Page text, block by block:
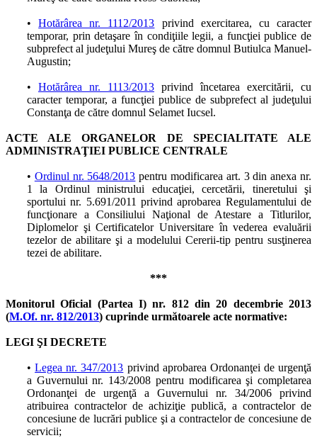
•Hotărârea nr. 1112/2013 privind exercitarea, cu caracter
temporar, prin detaşare în condiţiile legii, a funcţiei publice de
subprefect al judeţului Mureş de către domnul Butiulca Manuel-
Augustin;
• Hotărârea nr. 1113/2013 privind încetarea exercitării, cu
caracter temporar, a funcţiei publice de subprefect al judeţului
Constanţa de către domnul Selamet Iucsel.
ACTE ALE ORGANELOR DE SPECIALITATE ALE
ADMINISTRAŢIEI PUBLICE CENTRALE
• Ordinul nr. 5648/2013 pentru modificarea art. 3 din anexa nr.
1 la Ordinul ministrului educaţiei, cercetării, tineretului şi
sportului nr. 5.691/2011 privind aprobarea Regulamentului de
funcţionare a Consiliului Naţional de Atestare a Titlurilor,
Diplomelor şi Certificatelor Universitare în vederea evaluării
tezelor de abilitare şi a modelului Cererii-tip pentru susţinerea
tezei de abilitare.
***
Monitorul Oficial (Partea I) nr. 812 din 20 decembrie 2013
(M.Of. nr. 812/2013) cuprinde următoarele acte normative:
LEGI ŞI DECRETE
•Legea nr. 347/2013 privind aprobarea Ordonanţei de urgenţă
a Guvernului nr. 143/2008 pentru modificarea şi completarea
Ordonanţei de urgenţă a Guvernului nr. 34/2006 privind
atribuirea contractelor de achiziţie publică, a contractelor de
concesiune de lucrări publice şi a contractelor de concesiune de
servicii;